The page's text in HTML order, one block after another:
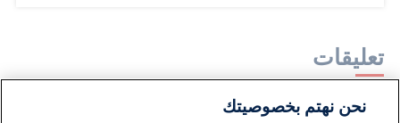
تعليقات
لا توجد تعليقات مكتوبة حتى الآن. كن الأول!
نحن نهتم بخصوصيتك